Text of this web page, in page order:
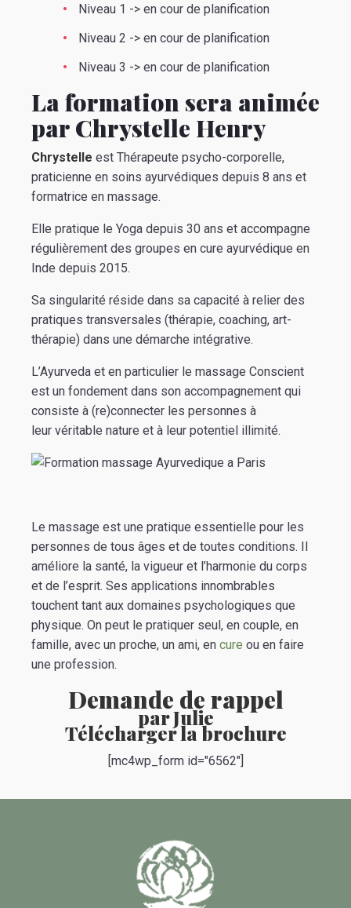
Niveau 1 -> en cour de planification
Niveau 2 -> en cour de planification
Niveau 3 -> en cour de planification
La formation sera animée
par Chrystelle Henry
Chrystelle est Thérapeute psycho-corporelle,
praticienne en soins ayurvédiques depuis 8 ans et
formatrice en massage.
Elle pratique le Yoga depuis 30 ans et accompagne
régulièrement des groupes en cure ayurvédique en
Inde depuis 2015.
Sa singularité réside dans sa capacité à relier des
pratiques transversales (thérapie, coaching, art-
thérapie) dans une démarche intégrative.
L’Ayurveda et en particulier le massage Conscient
est un fondement dans son accompagnement qui
consiste à (re)connecter les personnes à
leur véritable nature et à leur potentiel illimité.
Le massage est une pratique essentielle pour les
personnes de tous âges et de toutes conditions. Il
améliore la santé, la vigueur et l’harmonie du corps
et de l’esprit. Ses applications innombrables
touchent tant aux domaines psychologiques que
physique. On peut le pratiquer seul, en couple, en
famille, avec un proche, un ami, en cure ou en faire
une profession.
Demande de rappel
par Julie
Télécharger la brochure
[mc4wp_form id="6562"]